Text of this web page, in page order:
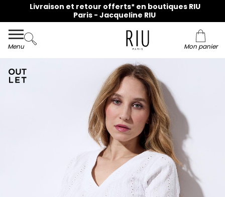
Livraison et retour offerts* en boutiques RIU
Paris - Jacqueline RIU
Menu Mon panier